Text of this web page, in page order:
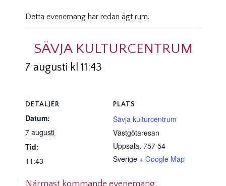
Detta evenemang har redan ägt rum.
SÄVJA KULTURCENTRUM
7 augusti kl 11:43
DETALJER
Datum:
7 augusti
Tid:
11:43
PLATS
Sävja kulturcentrum
Västgötaresan
Uppsala, 757 54
Sverige + Google Map
Närmast kommande evenemang: